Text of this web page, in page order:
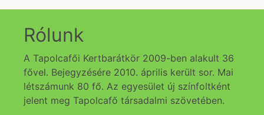
Rólunk
A Tapolcafői Kertbarátkör 2009-ben alakult 36
fővel. Bejegyzésére 2010. április került sor. Mai
létszámunk 80 fő. Az egyesület új színfoltként
jelent meg Tapolcafő társadalmi szövetében.